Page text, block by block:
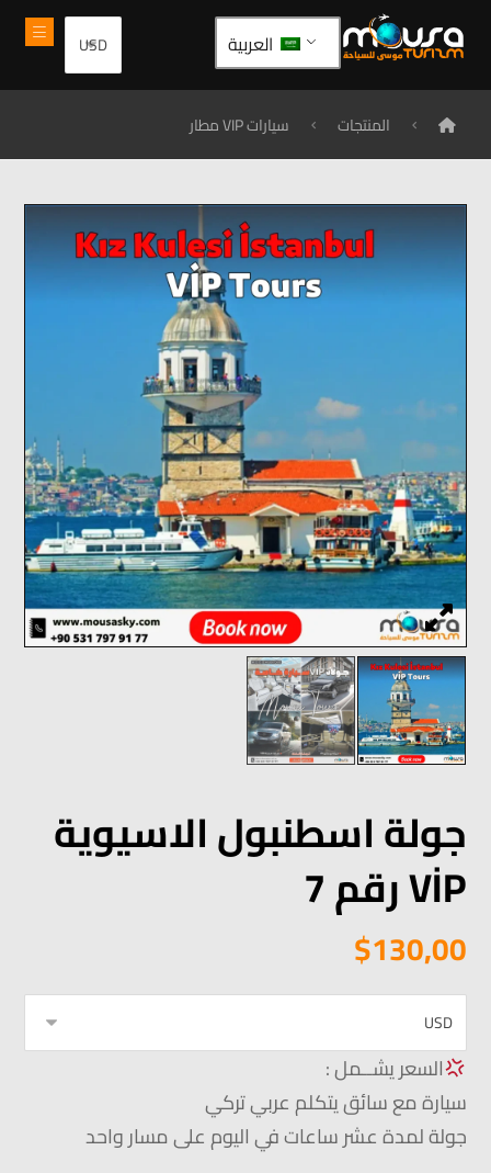
العربية
المنتجات سيارات VIP مطار
جولة اسطنبول الاسيوية
VİP رقم 7
$130,00
السعر يشــمل :
سيارة مع سائق يتكلم عربي تركي
جولة لمدة عشر ساعات في اليوم على مسار واحد